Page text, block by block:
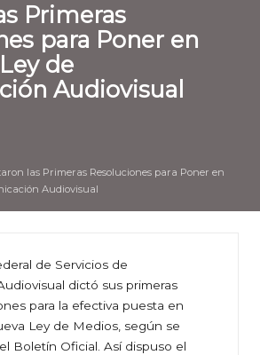
Primeras
para Poner en
de
Audiovisual
las Primeras Resoluciones para Poner en
Audiovisual
de Servicios de
dictó sus primeras
para la efectiva puesta en
Ley de Medios, según se
Boletín Oficial. Así dispuso el